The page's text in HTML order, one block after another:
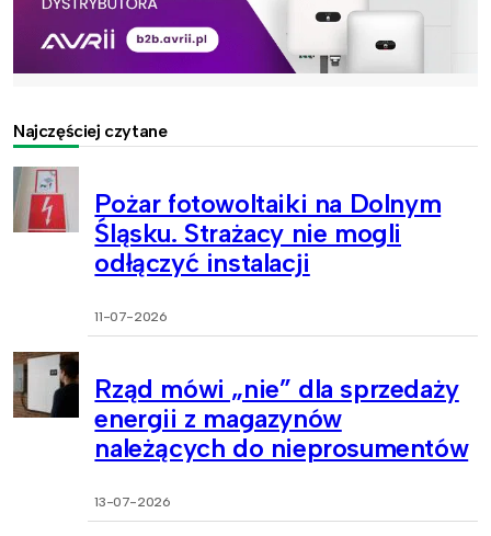
Najczęściej czytane
Pożar fotowoltaiki na Dolnym
Śląsku. Strażacy nie mogli
odłączyć instalacji
11-07-2026
Rząd mówi „nie” dla sprzedaży
energii z magazynów
należących do nieprosumentów
13-07-2026